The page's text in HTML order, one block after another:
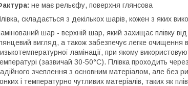
не має рельєфу, поверхня глянсова
складається з декількох шарів, кожен з яких
шар - верхній шар, який захищає плівку
вигляд, а також забезпечує легке
ламінації, при якому
(зазвичай 30-50°C). Плівка проходить
зчеплення з основним матеріалом, але без
і температурно чутливих матеріалів, таких як